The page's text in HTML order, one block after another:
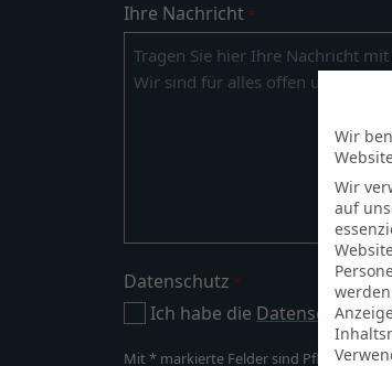
Ihre Nachricht *
Datenschutz *
Ich habe die
Mit * markierte Felder sind Pflichtfelder.
Wir
Wir
auf